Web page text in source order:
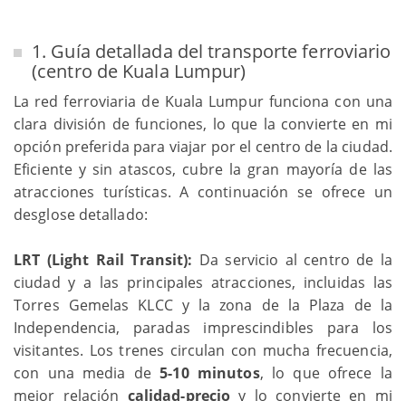
1. Guía detallada del transporte ferroviario
(centro de Kuala Lumpur)
La red ferroviaria de Kuala Lumpur funciona con una
clara división de funciones, lo que la convierte en mi
opción preferida para viajar por el centro de la ciudad.
Eficiente y sin atascos, cubre la gran mayoría de las
atracciones turísticas. A continuación se ofrece un
desglose detallado:
LRT (Light Rail Transit): Da servicio al centro de la
ciudad y a las principales atracciones, incluidas las
Torres Gemelas KLCC y la zona de la Plaza de la
Independencia, paradas imprescindibles para los
visitantes. Los trenes circulan con mucha frecuencia,
con una media de5-10 minutos, lo que ofrece la
mejor relación calidad-precio y lo convierte en mi